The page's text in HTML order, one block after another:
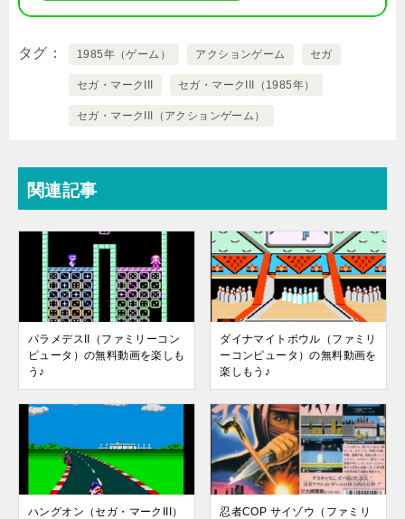
タグ 1985年（ゲーム） アクションゲーム セガ
セガ・マークIII セガ・マークIII（1985年）
セガ・マークIII（アクションゲーム）
関連記事
パラメデスII（ファミリーコン
ピュータ）の無料動画を楽しも
う♪
ダイナマイトボウル（ファミリ
ーコンピュータ）の無料動画を
楽しもう♪
ハングオン（セガ・マークIII）
忍者COP サイゾウ（ファミリ